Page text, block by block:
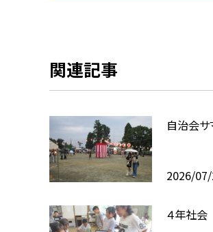
関連記事
自治会サ
2026/
４年社